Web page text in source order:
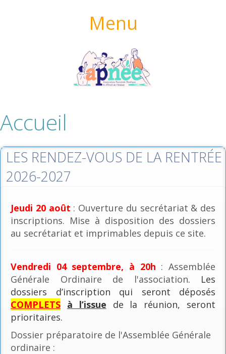
Menu
Accueil
LES RENDEZ-VOUS DE LA RENTRÉE
2026-2027
Jeudi 20 août : Ouverture du secrétariat & des
inscriptions. Mise à disposition des dossiers
au secrétariat et imprimables depuis ce site.
Vendredi 04 septembre, à 20h : Assemblée
Générale Ordinaire de l'association. Les
dossiers d’inscription qui seront déposés
COMPLETS à l’issue de la réunion, seront
prioritaires.
Dossier préparatoire de l'Assemblée Générale
ordinaire :